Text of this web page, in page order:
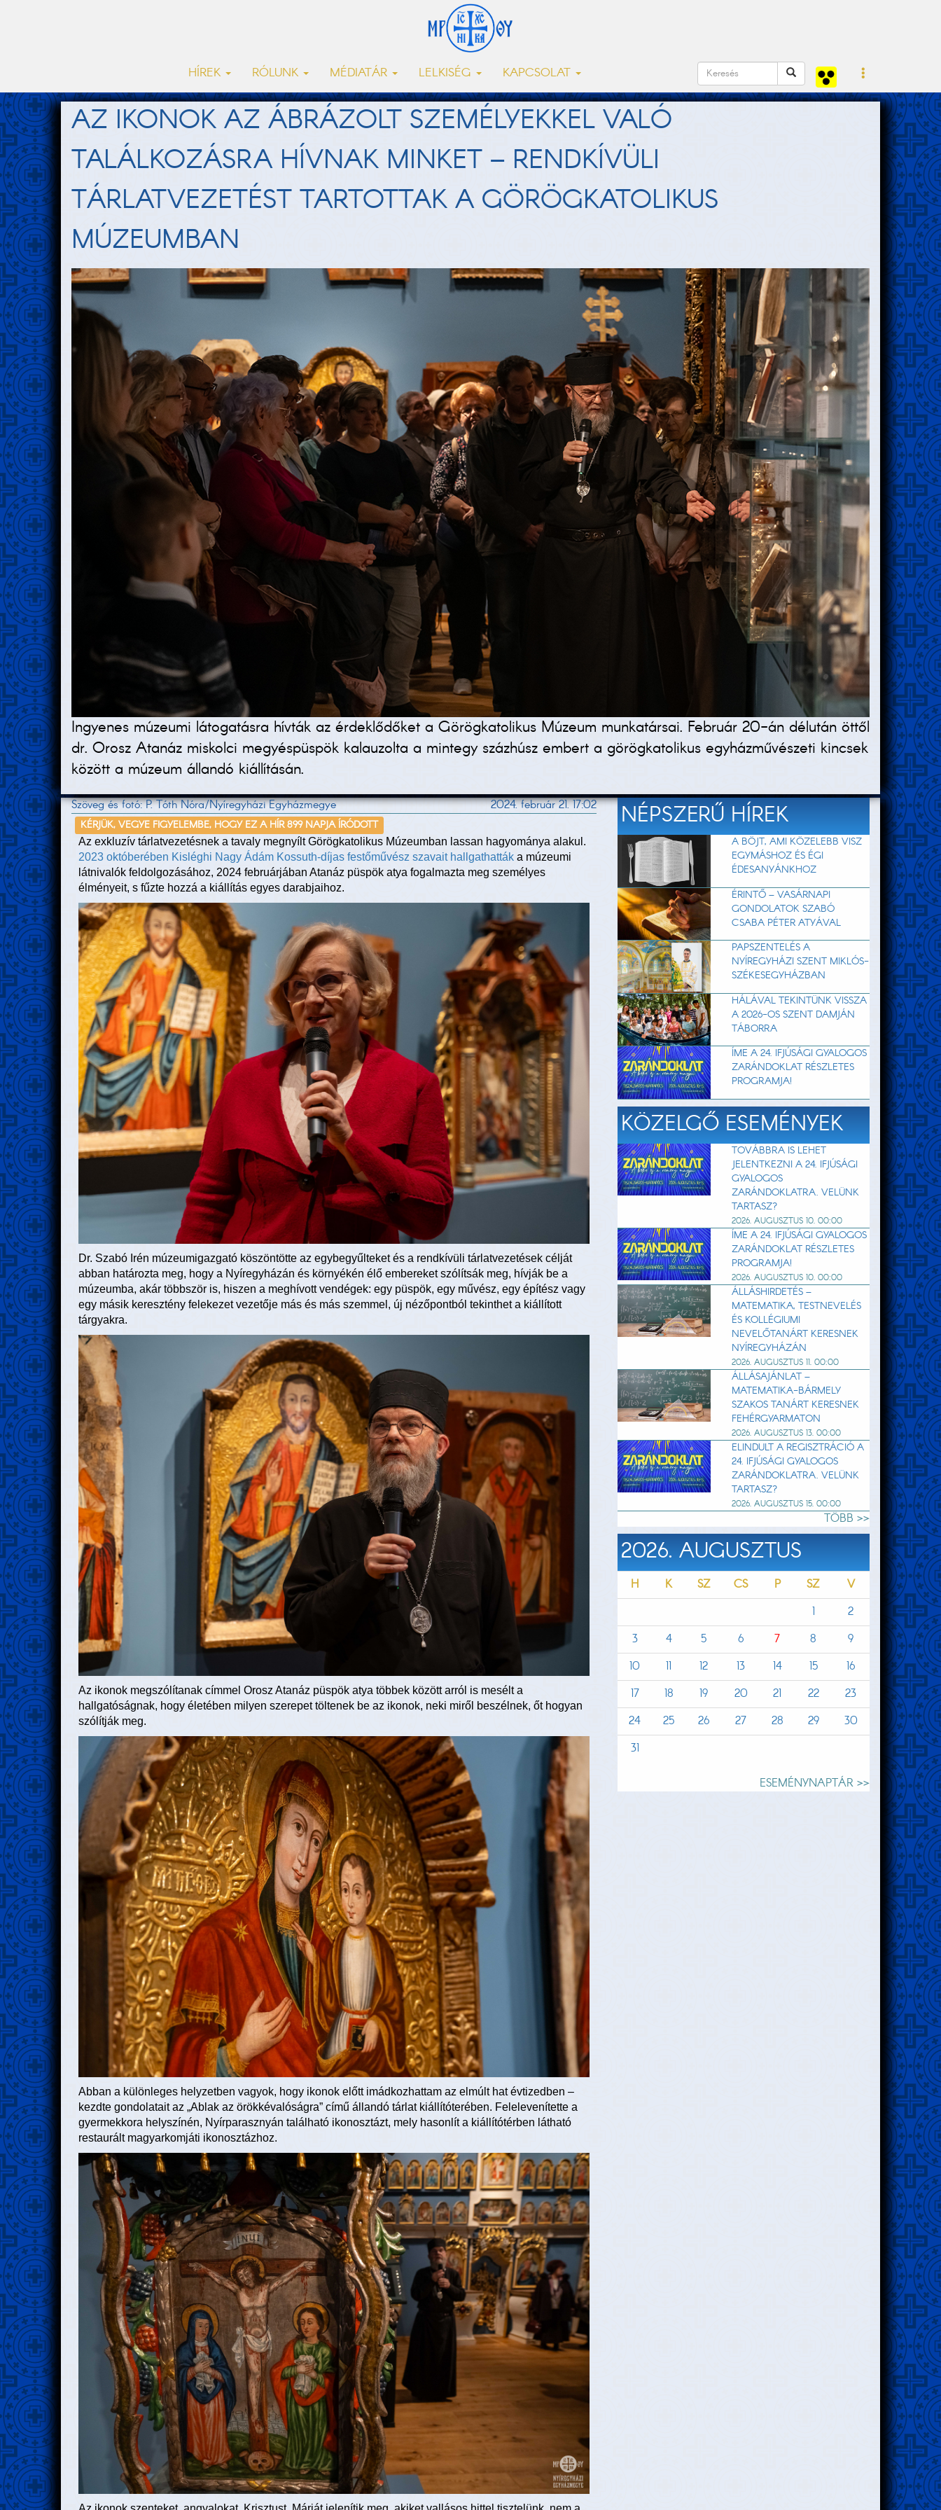
HÍREK RÓLUNK MÉDIATÁR LELKISÉG KAPCSOLAT
AZ IKONOK AZ ÁBRÁZOLT SZEMÉLYEKKEL VALÓ
TALÁLKOZÁSRA HÍVNAK MINKET – RENDKÍVÜLI
TÁRLATVEZETÉST TARTOTTAK A GÖRÖGKATOLIKUS
MÚZEUMBAN
Ingyenes múzeumi látogatásra hívták az érdeklődőket a Görögkatolikus Múzeum munkatársai. Február 20-án délután öttől
dr. Orosz Atanáz miskolci megyéspüspök kalauzolta a mintegy százhúsz embert a görögkatolikus egyházművészeti kincsek
között a múzeum állandó kiállításán.
Szöveg és fotó: P. Tóth Nóra/Nyíregyházi Egyházmegye 2024. február 21. 17:02
KÉRJÜK, VEGYE FIGYELEMBE, HOGY EZ A HÍR 899 NAPJA ÍRÓDOTT
Az exkluzív tárlatvezetésnek a tavaly megnyílt Görögkatolikus Múzeumban lassan hagyománya alakul.
2023 októberében Kisléghi Nagy Ádám Kossuth-díjas festőművész szavait hallgathatták a múzeumi
látnivalók feldolgozásához, 2024 februárjában Atanáz püspök atya fogalmazta meg személyes
élményeit, s fűzte hozzá a kiállítás egyes darabjaihoz.
Dr. Szabó Irén múzeumigazgató köszöntötte az egybegyűlteket és a rendkívüli tárlatvezetések célját
abban határozta meg, hogy a Nyíregyházán és környékén élő embereket szólítsák meg, hívják be a
múzeumba, akár többször is, hiszen a meghívott vendégek: egy püspök, egy művész, egy építész vagy
egy másik keresztény felekezet vezetője más és más szemmel, új nézőpontból tekinthet a kiállított
tárgyakra.
Az ikonok megszólítanak címmel Orosz Atanáz püspök atya többek között arról is mesélt a
hallgatóságnak, hogy életében milyen szerepet töltenek be az ikonok, neki miről beszélnek, őt hogyan
szólítják meg.
Abban a különleges helyzetben vagyok, hogy ikonok előtt imádkozhattam az elmúlt hat évtizedben –
kezdte gondolatait az „Ablak az örökkévalóságra” című állandó tárlat kiállítóterében. Felelevenítette a
gyermekkora helyszínén, Nyírparasznyán található ikonosztázt, mely hasonlít a kiállítótérben látható
restaurált magyarkomjáti ikonosztázhoz.
NÉPSZERŰ HÍREK
A BÖJT, AMI KÖZELEBB VISZ
EGYMÁSHOZ ÉS ÉGI
ÉDESANYÁNKHOZ
ÉRINTŐ – VASÁRNAPI
GONDOLATOK SZABÓ
CSABA PÉTER ATYÁVAL
PAPSZENTELÉS A
NYÍREGYHÁZI SZENT MIKLÓS-
SZÉKESEGYHÁZBAN
HÁLÁVAL TEKINTÜNK VISSZA
A 2026-OS SZENT DAMJÁN
TÁBORRA
ÍME A 24. IFJÚSÁGI GYALOGOS
ZARÁNDOKLAT RÉSZLETES
PROGRAMJA!
KÖZELGŐ ESEMÉNYEK
TOVÁBBRA IS LEHET
JELENTKEZNI A 24. IFJÚSÁGI
GYALOGOS
ZARÁNDOKLATRA. VELÜNK
TARTASZ?
2026. AUGUSZTUS 10. 00:00
ÍME A 24. IFJÚSÁGI GYALOGOS
ZARÁNDOKLAT RÉSZLETES
PROGRAMJA!
2026. AUGUSZTUS 10. 00:00
ÁLLÁSHIRDETÉS –
MATEMATIKA, TESTNEVELÉS
ÉS KOLLÉGIUMI
NEVELŐTANÁRT KERESNEK
NYÍREGYHÁZÁN
2026. AUGUSZTUS 11. 00:00
ÁLLÁSAJÁNLAT –
MATEMATIKA-BÁRMELY
SZAKOS TANÁRT KERESNEK
FEHÉRGYARMATON
2026. AUGUSZTUS 13. 00:00
ELINDULT A REGISZTRÁCIÓ A
24. IFJÚSÁGI GYALOGOS
ZARÁNDOKLATRA. VELÜNK
TARTASZ?
2026. AUGUSZTUS 15. 00:00
TÖBB >>
2026. AUGUSZTUS
H K SZ CS P SZ
V
1
2
3
4 5 6 7 8
9
10
11 12 13 14 15
16
17
18 19 20 21 22
23
24
25 26 27 28 29
30
31
ESEMÉNYNAPTÁR >>